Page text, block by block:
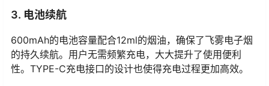
3. 电池续航
600mAh的电池容量配合12ml的烟油，确保了飞雾电子烟
的持久续航。用户无需频繁充电，大大提升了使用便利
性。TYPE-C充电接口的设计也使得充电过程更加高效。